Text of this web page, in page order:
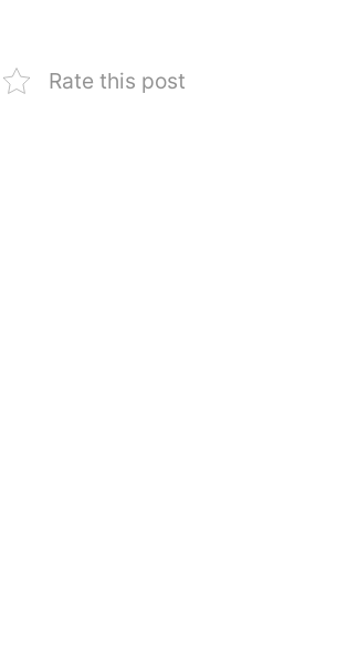
Rate this post